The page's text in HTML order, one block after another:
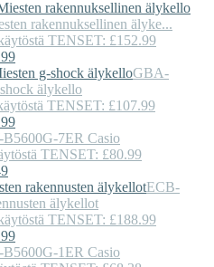
rakennuksellinen älyke...
TENSET: £152.99
GBA-
älykello
TENSET: £107.99
B5600G-7ER Casio
TENSET: £80.99
ECB-
älykellot
TENSET: £188.99
B5600G-1ER Casio